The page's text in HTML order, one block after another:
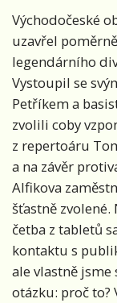
Východočeské
uzavřel
legendárního
Vystoupil se
Petříkem a
zvolili coby
z repertoáru
a na závěr
Alfikova
šťastně
četba z tabletů
kontaktu s
ale vlastně
otázku: proč to?